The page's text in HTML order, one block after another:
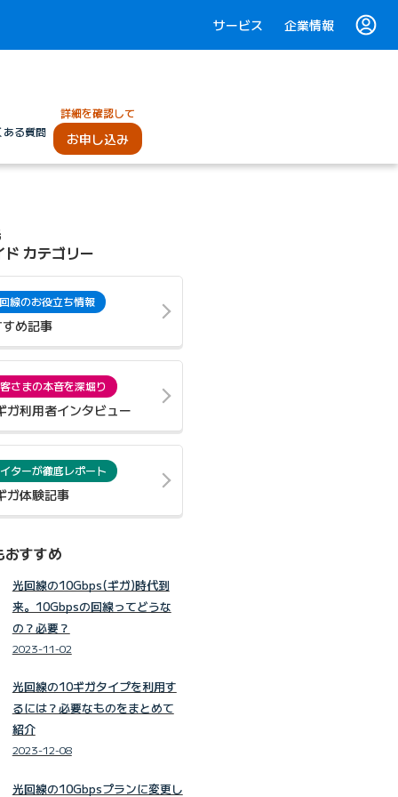
サービス 企業情報
ある質問
詳細を確認して
お申し込み
ド カテゴリー
線のお役立ち情報
め記事
さまの本音を深堀り
ガ利用者インタビュー
ターが徹底レポート
ガ体験記事
すすめ
光回線の10Gbps(ギガ)時代到
来。10Gbpsの回線ってどうな
の？必要？
2023-11-02
光回線の10ギガタイプを利用す
るには？必要なものをまとめて
紹介
2023-12-08
光回線の10Gbpsプランに変更し